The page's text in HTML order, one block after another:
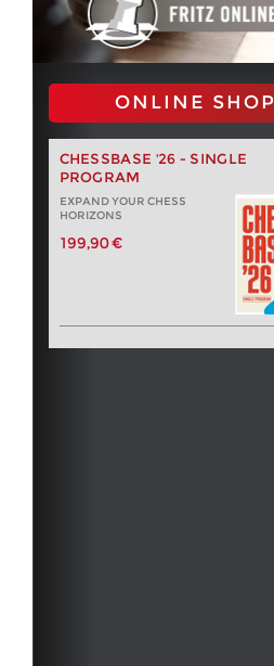
ONLINE SHOP
CHESSBASE '26 - SINGLE
PROGRAM
EXPAND YOUR CHESS
HORIZONS
199,90 €